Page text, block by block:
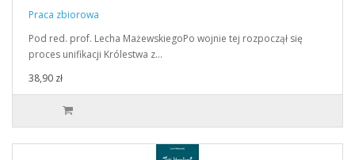
Praca zbiorowa
Pod red. prof. Lecha MażewskiegoPo wojnie tej rozpoczął się
proces unifikacji Królestwa z…
38,90 zł